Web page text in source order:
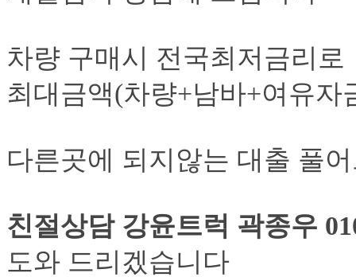
차량 구매시 전국최저금리로
최대금액(차량+남바+여유
다른곳에 되지않는 대출 풀
친절상담 강윤트럭 곽종우
도와 드리겠습니다